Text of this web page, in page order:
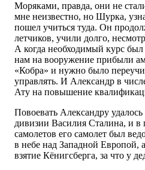
Моряками, правда, они не
мне неизвестно, но Шурка,
пошел учиться туда. Он
летчиков, учили долго,
А когда необходимый курс был
нам на вооружение прибыли
«Кобра» и нужно было
управлять. И Александр в
Ату на повышение
Повоевать Александру
дивизии Василия Сталина, и в
самолетов его самолет был
в небе над Западной Европой,
взятие Кёнигсберга, за что у